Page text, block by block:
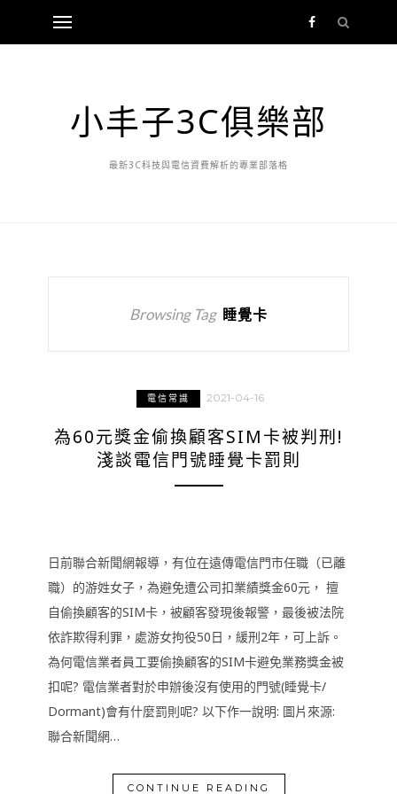
小丰子3C俱樂部
最新3C科技與電信資費解析的專業部落格
Browsing Tag 睡覺卡
電信常識 2021-04-16
為60元獎金偷換顧客SIM卡被判刑!
淺談電信門號睡覺卡罰則
日前聯合新聞網報導，有位在遠傳電信門市任職（已離
職）的游姓女子，為避免遭公司扣業績獎金60元， 擅
自偷換顧客的SIM卡，被顧客發現後報警，最後被法院
依詐欺得利罪，處游女拘役50日，緩刑2年，可上訴。
為何電信業者員工要偷換顧客的SIM卡避免業務獎金被
扣呢? 電信業者對於申辦後沒有使用的門號(睡覺卡/
Dormant)會有什麼罰則呢? 以下作一說明: 圖片來源:
聯合新聞網…
CONTINUE READING